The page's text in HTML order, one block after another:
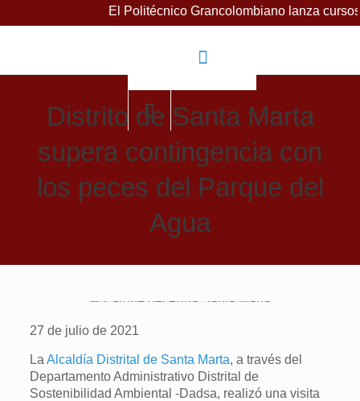
El Politécnico Grancolombiano lanza cursos gratuitos
Distrito de Santa Marta
supera contingencia con
los peces del Parque del
Agua
27 de julio de 2021
LaAlcaldía Distrital de Santa Marta, a través del
Departamento Administrativo Distrital de
Sostenibilidad Ambiental -Dadsa, realizó una visita